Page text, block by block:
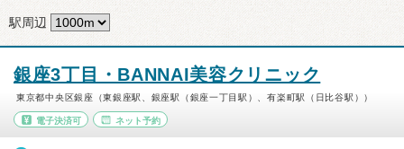
駅周辺
銀座3丁目・BANNAI美容クリニック
東京都中央区銀座（東銀座駅、銀座駅（銀座一丁目駅）、有楽町駅（日比谷駅））
電子決済可 ネット予約